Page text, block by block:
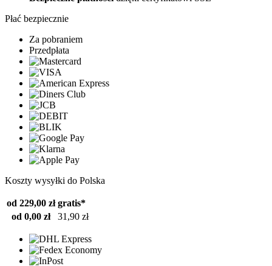
Płać bezpiecznie
Za pobraniem
Przedpłata
Koszty wysyłki do Polska
od 229,00 zł gratis*
od 0,00 zł
31,90 zł